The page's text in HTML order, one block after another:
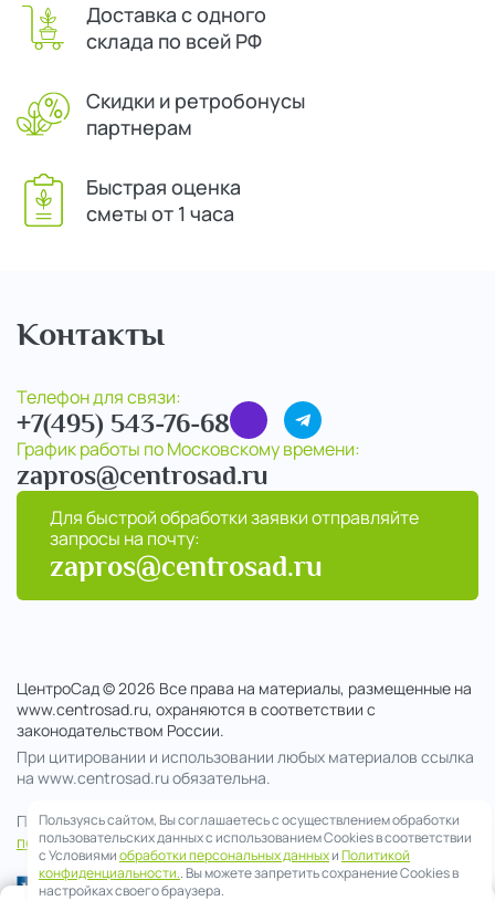
Доставка с одного
склада по всей РФ
Скидки и ретробонусы
партнерам
Быстрая оценка
сметы от 1 часа
Контакты
Телефон для связи:
+7(495) 543-76-68
График работы по Московскому времени:
zapros@centrosad.ru
Для быстрой обработки заявки отправляйте
запросы на почту:
zapros@centrosad.ru
ЦентроСад © 2026 Все права на материалы, размещенные на
www.centrosad.ru, охраняются в соответствии с
законодательством России.
При цитировании и использовании любых материалов ссылка
на www.centrosad.ru обязательна.
Продолжая посещение сайта , вы соглашаетесь на обработку
персональных данных
Пользуясь сайтом, Вы соглашаетесь с осуществлением обработки
пользовательских данных с использованием Cookies в соответствии
с Условиямиобработки персональных данныхиПолитикой
конфиденциальности.. Вы можете запретить сохранение Cookies в
настройках своего браузера.